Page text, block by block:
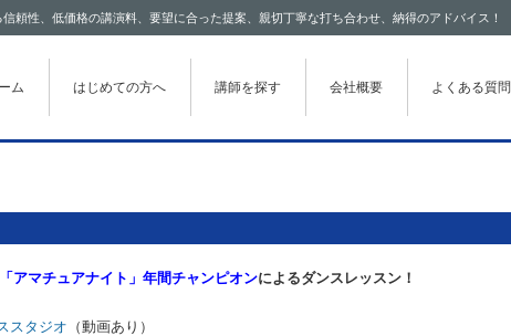
頼性、低価格の講演料、要望に合った提案、親切丁寧な打ち合わせ、納得のアドバイス！
ツに移動
ム はじめての方へ 講師を探す 会社概要 よくある質問
アマチュアナイト」年間チャンピオンによるダンスレッスン！
スタジオ （動画あり）